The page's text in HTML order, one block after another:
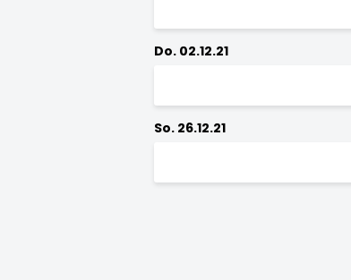
Do. 02.12.21
So. 26.12.21